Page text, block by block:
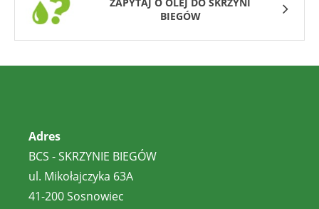
BIEGÓW
Adres
BCS - SKRZYNIE BIEGÓW
ul. Mikołajczyka 63A
41-200 Sosnowiec